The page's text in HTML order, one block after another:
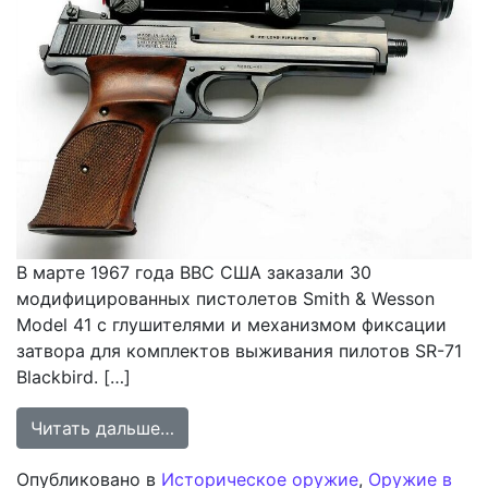
В марте 1967 года ВВС США заказали 30
модифицированных пистолетов Smith & Wesson
Model 41 с глушителями и механизмом фиксации
затвора для комплектов выживания пилотов SR-71
Blackbird. […]
Читать дальше…
Опубликовано в Историческое оружие, Оружие в